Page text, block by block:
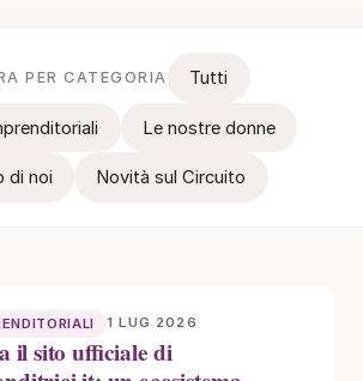
PER CATEGORIA Tutti
Le nostre donne
di noi Novità sul Circuito
1 LUG 2026
il sito ufficiale di